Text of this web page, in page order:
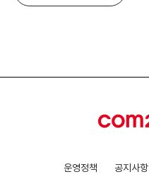
운영정책 공지사항